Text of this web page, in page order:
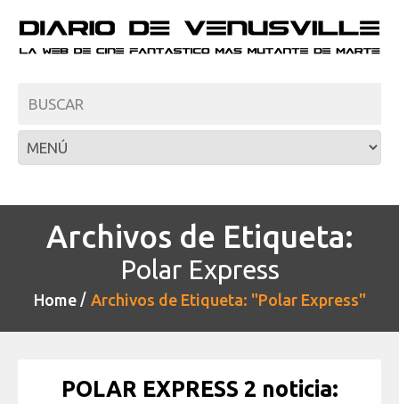
Archivos de Etiqueta:
Polar Express
Home Archivos de Etiqueta: "Polar Express"
POLAR EXPRESS 2 noticia: